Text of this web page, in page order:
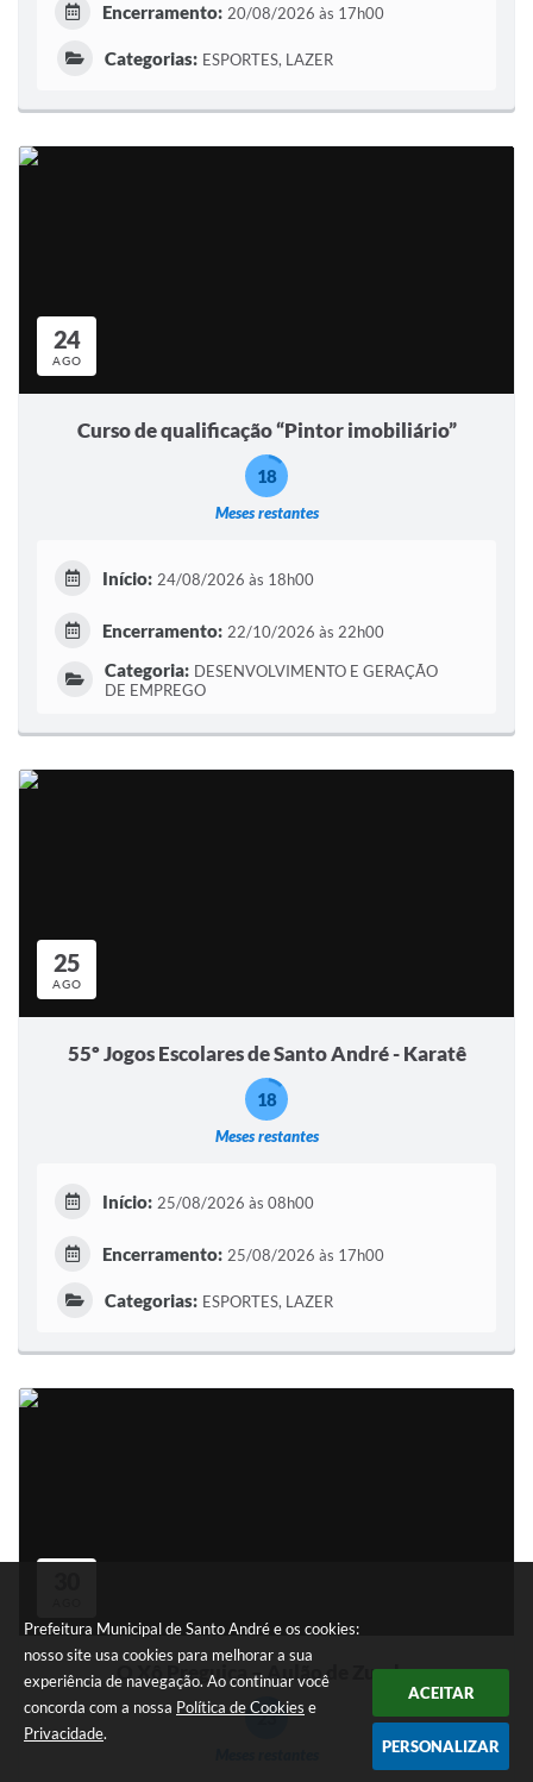
Prefeitura Municipal de Santo André e os cookies:
nosso site usa cookies para melhorar a sua
experiência de navegação. Ao continuar você
concorda com a nossa Política de Cookies e
Privacidade.
ACEITAR
PERSONALIZAR
Encerramento: 20/08/2026 às 17h00
Categorias: ESPORTES, LAZER
24
AGO
Curso de qualificação “Pintor imobiliário”
Meses restantes
18
Início: 24/08/2026 às 18h00
Encerramento: 22/10/2026 às 22h00
Categoria: DESENVOLVIMENTO E GERAÇÃO
DE EMPREGO
25
AGO
55º Jogos Escolares de Santo André - Karatê
Meses restantes
18
Início: 25/08/2026 às 08h00
Encerramento: 25/08/2026 às 17h00
Categorias: ESPORTES, LAZER
O Xô Preguiça – Aulão de Zumba
23